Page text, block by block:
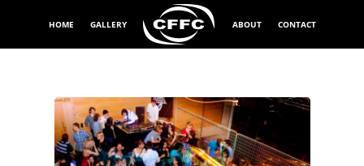
HOME GALLERY ABOUT CONTACT